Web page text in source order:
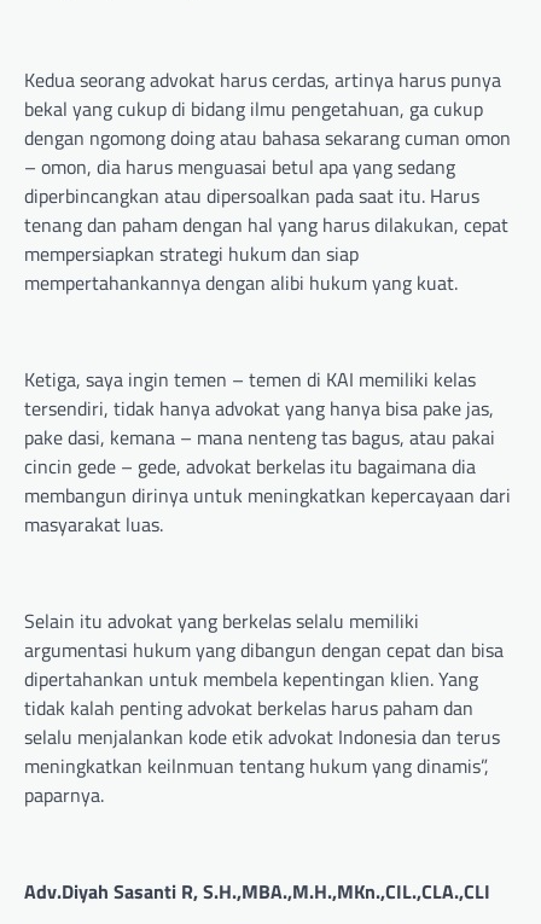
Kedua seorang advokat harus cerdas, artinya harus punya
bekal yang cukup di bidang ilmu pengetahuan, ga cukup
dengan ngomong doing atau bahasa sekarang cuman omon
– omon, dia harus menguasai betul apa yang sedang
diperbincangkan atau dipersoalkan pada saat itu. Harus
tenang dan paham dengan hal yang harus dilakukan, cepat
mempersiapkan strategi hukum dan siap
mempertahankannya dengan alibi hukum yang kuat.
Ketiga, saya ingin temen – temen di KAI memiliki kelas
tersendiri, tidak hanya advokat yang hanya bisa pake jas,
pake dasi, kemana – mana nenteng tas bagus, atau pakai
cincin gede – gede, advokat berkelas itu bagaimana dia
membangun dirinya untuk meningkatkan kepercayaan dari
masyarakat luas.
Selain itu advokat yang berkelas selalu memiliki
argumentasi hukum yang dibangun dengan cepat dan bisa
dipertahankan untuk membela kepentingan klien. Yang
tidak kalah penting advokat berkelas harus paham dan
selalu menjalankan kode etik advokat Indonesia dan terus
meningkatkan keilnmuan tentang hukum yang dinamis”,
paparnya.
Adv.Diyah Sasanti R, S.H.,MBA.,M.H.,MKn.,CIL.,CLA.,CLI